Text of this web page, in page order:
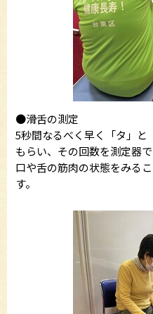
●滑舌の測定
5秒間なるべく早く「タ」と
もらい、その回数を測定器で
口や舌の筋肉の状態をみる
す。